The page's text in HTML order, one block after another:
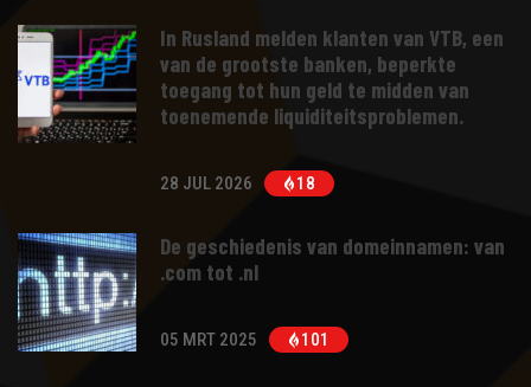
In Rusland melden klanten van VTB, een
van de grootste banken, beperkte
toegang tot hun geld te midden van
toenemende liquiditeitsproblemen.
28 JUL 2026 18
De geschiedenis van domeinnamen: van
.com tot .nl
05 MRT 2025 101